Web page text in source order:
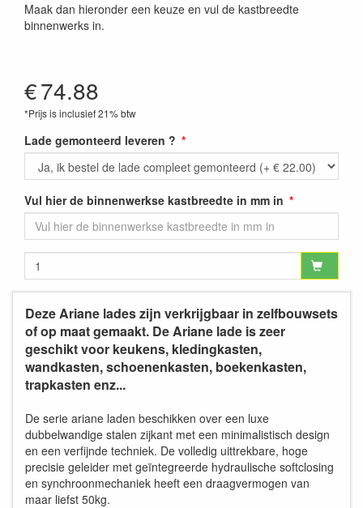
Maak dan hieronder een keuze en vul de kastbreedte
binnenwerks in.
€74.88
*Prijs is inclusief 21% btw
Lade gemonteerd leveren ?
Vul hier de binnenwerkse kastbreedte in mm in
Deze Ariane lades zijn verkrijgbaar in zelfbouwsets
of op maat gemaakt. De Ariane lade is zeer
geschikt voor keukens, kledingkasten,
wandkasten, schoenenkasten, boekenkasten,
trapkasten enz...
De serie ariane laden beschikken over een luxe
dubbelwandige stalen zijkant met een minimalistisch design
en een verfijnde techniek. De volledig uittrekbare, hoge
precisie geleider met geïntegreerde hydraulische softclosing
en synchroonmechaniek heeft een draagvermogen van
maar liefst 50kg.